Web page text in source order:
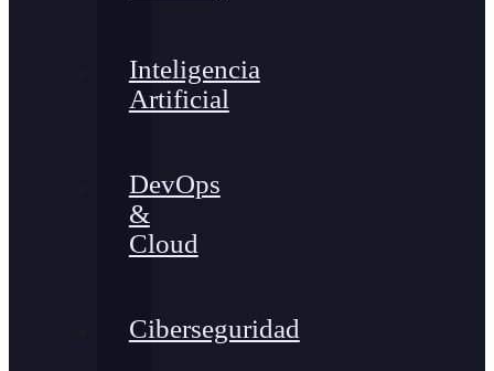
Inteligencia
Artificial
DevOps
&
Cloud
Ciberseguridad